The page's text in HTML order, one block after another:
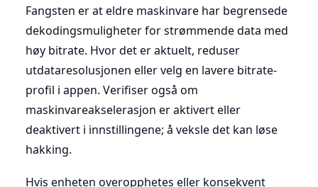
Fangsten er at eldre maskinvare har begrensede
dekodingsmuligheter for strømmende data med
høy bitrate. Hvor det er aktuelt, reduser
utdataresolusjonen eller velg en lavere bitrate-
profil i appen. Verifiser også om
maskinvareakselerasjon er aktivert eller
deaktivert i innstillingene; å veksle det kan løse
hakking.
Hvis enheten overopphetes eller konsekvent